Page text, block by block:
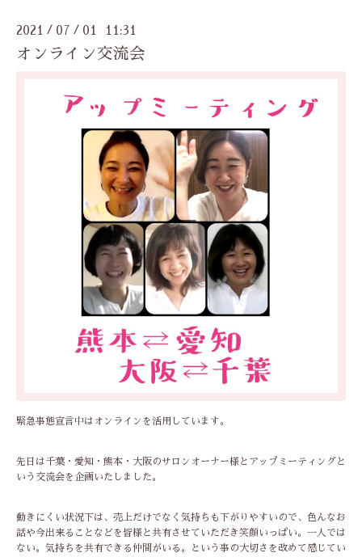
2021 / 07 / 01 11:31
オンライン交流会
緊急事態宣言中はオンラインを活用しています。
先日は千葉・愛知・熊本・大阪のサロンオーナー様とアップミーティングと
いう交流会を企画いたしました。
動きにくい状況下は、売上だけでなく気持ちも下がりやすいので、色んなお
話や今出来ることなどを皆様と共有させていただき笑顔いっぱい。一人では
ない。気持ちを共有できる仲間がいる。という事の大切さを改めて感じてい